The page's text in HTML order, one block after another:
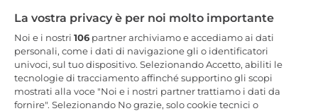
Resta in Contatto
Iscriviti Ora
La vostra privacy è per noi molto importante
Noi e i nostri 106 partner archiviamo e accediamo ai dati
personali, come i dati di navigazione gli o identificatori
univoci, sul tuo dispositivo. Selezionando Accetto, abiliti le
tecnologie di tracciamento affinché supportino gli scopi
mostrati alla voce "Noi e i nostri partner trattiamo i dati da
fornire". Selezionando No grazie, solo cookie tecnici o